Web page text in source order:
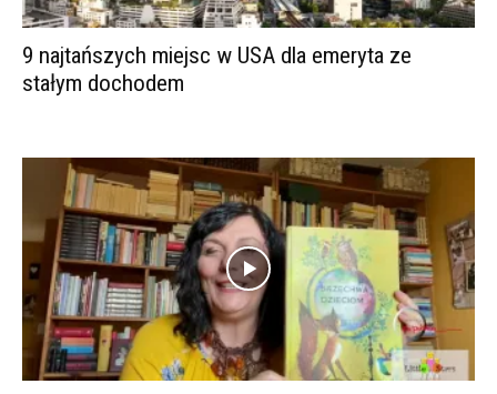
9 najtańszych miejsc w USA dla emeryta ze
stałym dochodem